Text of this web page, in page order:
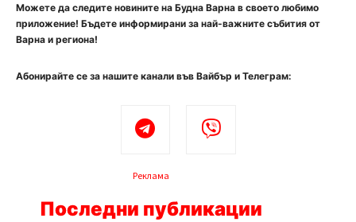
Можете да следите новините на Будна Варна в своето любимо
приложение! Бъдете информирани за най-важните събития от
Варна и региона!
Абонирайте се за нашите канали във Вайбър и Телеграм:
Реклама
Последни публикации